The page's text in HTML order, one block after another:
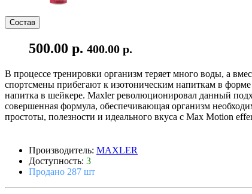
Состав
500.00 р. 400.00 р.
В процессе тренировки организм теряет много воды, а
спортсмены прибегают к изотоническим напиткам в
напитка в шейкере. Maxler революционировал данный
совершенная формула, обеспечивающая организм
простоты, полезности и идеального вкуса с Max Motion
Производитель: MAXLER
Доступность: 3
Продано 287 шт